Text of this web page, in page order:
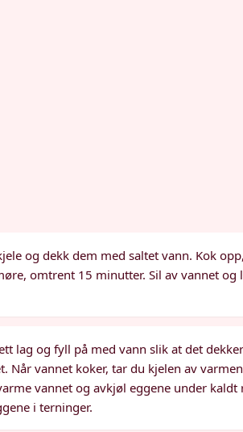
og dekk dem med saltet vann. Kok
omtrent 15 minutter. Sil av vannet
lag og fyll på med vann slik at det
Når vannet koker, tar du kjelen av
vannet og avkjøl eggene under kaldt
i terninger.